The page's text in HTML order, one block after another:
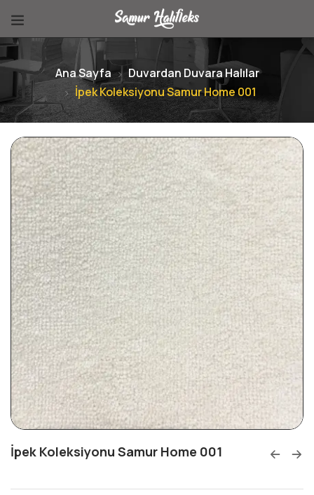
Ana Sayfa
Duvardan Duvara Halılar
İpek Koleksiyonu Samur Home 001
İpek Koleksiyonu Samur Home 001